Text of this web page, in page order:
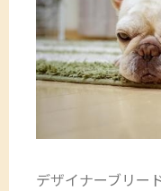
デザイナーブリー